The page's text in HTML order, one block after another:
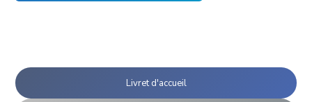
Livret d'accueil